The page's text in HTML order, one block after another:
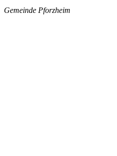
Gemeinde Pforzheim